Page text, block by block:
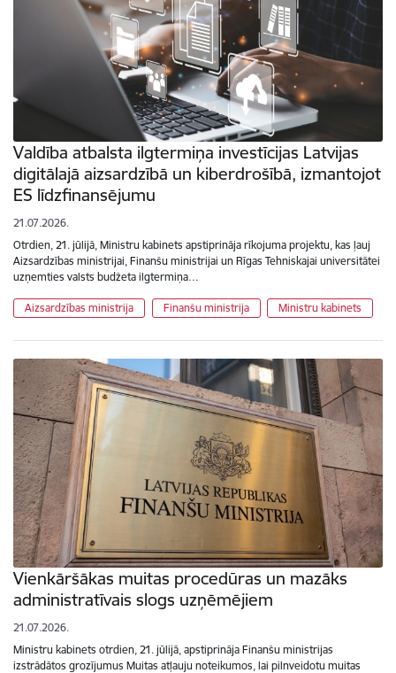
Valdība atbalsta ilgtermiņa investīcijas Latvijas
digitālajā aizsardzībā un kiberdrošībā, izmantojot
ES līdzfinansējumu
21.07.2026.
Otrdien, 21. jūlijā, Ministru kabinets apstiprināja rīkojuma projektu, kas ļauj
Aizsardzības ministrijai, Finanšu ministrijai un Rīgas Tehniskajai universitātei
uzņemties valsts budžeta ilgtermiņa…
Aizsardzības ministrija Finanšu ministrija Ministru kabinets
Vienkāršākas muitas procedūras un mazāks
administratīvais slogs uzņēmējiem
21.07.2026.
Ministru kabinets otrdien, 21. jūlijā, apstiprināja Finanšu ministrijas
izstrādātos grozījumus Muitas atļauju noteikumos, lai pilnveidotu muitas